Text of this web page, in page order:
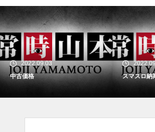
2022.09.03
中古価格
スマスロ納